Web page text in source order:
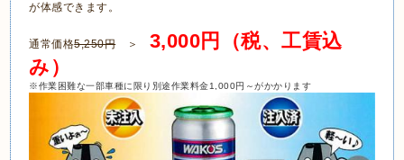
が体感できます。
通常価格5,250円＞
3,000円（税、工賃込
み）
※作業困難な一部車種に限り別途作業料金1,000円～がかかります